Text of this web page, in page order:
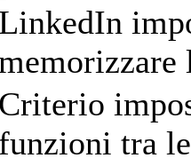
LinkedIn
Criterio
funzioni tra